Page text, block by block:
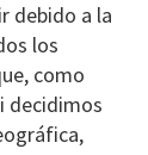
debido a la
los
como
decidimos